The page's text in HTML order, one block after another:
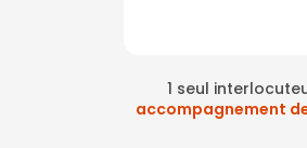
1 seul
accompagnement